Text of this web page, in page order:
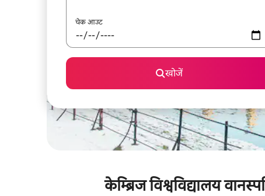
चेक आउट
खोजें
केम्ब्रिज विश्वविद्यालय